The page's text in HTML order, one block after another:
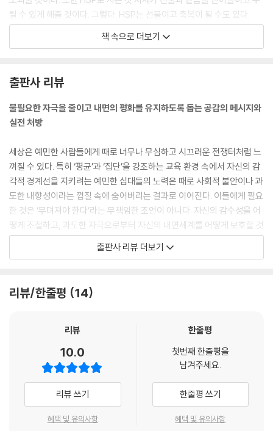
릴 수 있게 해줄 것이다. 그렇다. HSP는 선물이고 축복이 될 수도 있다.
--- 「추천사」 중에서
능 프로그램을 보면서 괴로워하자, 한 친구가 나에게 이렇게 말했다. 하지
만 나는 이 세상을 살아가지 못할 정도로 예민하지는 않다. 우리 모두 마찬
가지다! 이 세상은 매우 예민한 사람들의 시각과 관점 덕분에 더 나은 곳이
곳이 될 것이다. 청소년기는 자신들의 예민한 기질을 이제 막 발견하기 시
작하는 단계라서 많은 청소년이 자기 자신의 모습으로 존재하면서 이 세상
을 더 아름답게 만들고 있다는 사실을 깨닫지 못할 때가 많다.
--- p.15
이 책은 청소년을 위해 쓴 책으로, 고도 민감성이 무엇이고 고도로 민감한
개인, 즉 HSP로 살아가는 것이 무엇을 의미하는지 기초부터 설명한다. 실
생활에 바로 도움이 될 수 있는 안내서를 지향했는데, 이를테면 부모, 교
사, 친구들에게 자신의 기질에 대해 설명해야 할 때 어떻게 해야 하는지 구
다. 일기나 수첩을 옆에 두고 이 질문에 대한 답을 적어가면서 읽어도 좋을
“넌 너무나 예민해!”
이런 말을 자주 듣는가? 그렇다면 예민한 사람일 수는 있겠지만 그렇다고
해서 ‘너무나’ 예민한 사람은 아닐 것이다. 또한 예민하다는 것이 나쁜 점도
아니기 때문에 지금보다 더 무뎌져야 한다거나 내가 아닌 다른 사람이 되
어야 한다는 의미는 더더욱 아닐 것이다. 예민하다는 것은 내 주변에서 벌
어지는 일과 내 안에서 일어나는 일을 매우 잘 의식하고 있다는 뜻이다. 예
책 속으로 더보기
출판사 리뷰
불필요한 자극을 줄이고 내면의 평화를 유지하도록 돕는 공감의 메시지와
실전 처방
세상은 예민한 사람들에게 때로 너무나 무심하고 시끄러운 전쟁터처럼 느
껴질 수 있다. 특히 ‘평균’과 ‘집단’을 강조하는 교육 환경 속에서 자신의 감
각적 경계선을 지키려는 예민한 십대들의 노력은 때로 사회적 불안이나 과
도한 내향성이라는 껍질 속에 숨어버리는 결과로 이어진다. 이들에게 필요
한 것은 ‘무뎌져야 한다’라는 무책임한 조언이 아니다. 자신의 감수성을 어
떻게 조절하고, 과도한 자극으로부터 자신의 내면세계를 어떻게 보호할 것
인가에 대한 구체적이고 실천적인 대응 방법이 필요하다. 따라서 이 책은
예민한 청소년들이 일상에서 마주하는 구체적인 상황에 주목하며, 실질적
호흡하고 공간을 분리하여 평온함을 되찾을 수 있는지에 대한 실전 팁을
을 겪지 않도록 건강한 ‘감정적 경계선’을 세우는 법을 가르쳐준다. 이는 단
깊고 진실하게 연결되기 위한 필수적인 준비 과정이다. “나는 왜 이렇게 예
민할까?”라는 자책을 이제는 “나는 남들보다 더 깊이 사랑하고 느낄 수 있
는 존재다”라는 긍정의 확언으로 바꾸는 연습을 해보자. 무엇보다 이 책은
예민한 사람들이 존재함으로써 이 세상이 얼마나 더 풍성하고 아름다워졌
는지를 역설하며 당당하게 자신을 표현할 수 있는 무한한 용기를 북돋운
출판사 리뷰 더보기
리뷰/한줄평 14
리뷰
10.0
리뷰 쓰기
혜택 및 유의사항
한줄평
첫번째 한줄평을
남겨주세요.
한줄평 쓰기
혜택 및 유의사항